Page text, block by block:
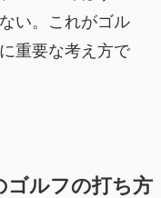
い。これがゴル
重要な考え方で
ゴルフの打ち方